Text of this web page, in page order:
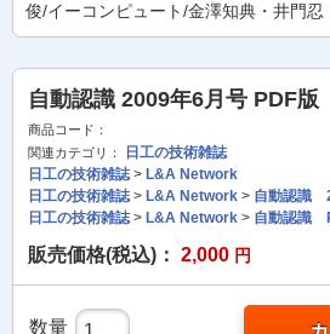
俊/イーコンピュート/金澤知典・井門忍
自動認識 2009年6月号 PDF版
商品コード：
関連カテゴリ：
日工の技術雑誌
日工の技術雑誌> L&A Network
日工の技術雑誌> L&A Network > 自動認識
日工の技術雑誌> L&A Network > 自動認識
販売価格(税込)： 2,000 円
数量